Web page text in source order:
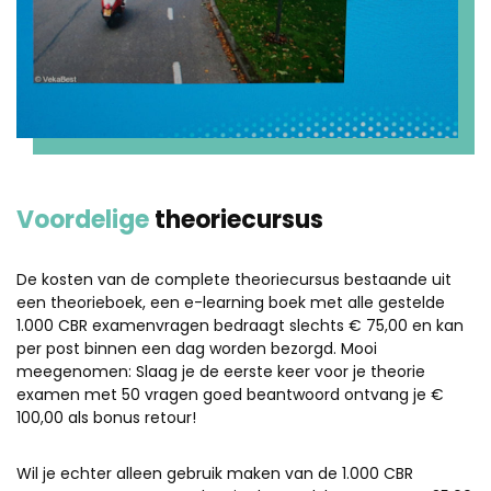
Voordeligetheoriecursus
De kosten van de complete theoriecursus bestaande uit
een theorieboek, een e-learning boek met alle gestelde
1.000 CBR examenvragen bedraagt slechts € 75,00 en kan
per post binnen een dag worden bezorgd. Mooi
meegenomen: Slaag je de eerste keer voor je theorie
examen met 50 vragen goed beantwoord ontvang je €
100,00 als bonus retour!
Wil je echter alleen gebruik maken van de 1.000 CBR